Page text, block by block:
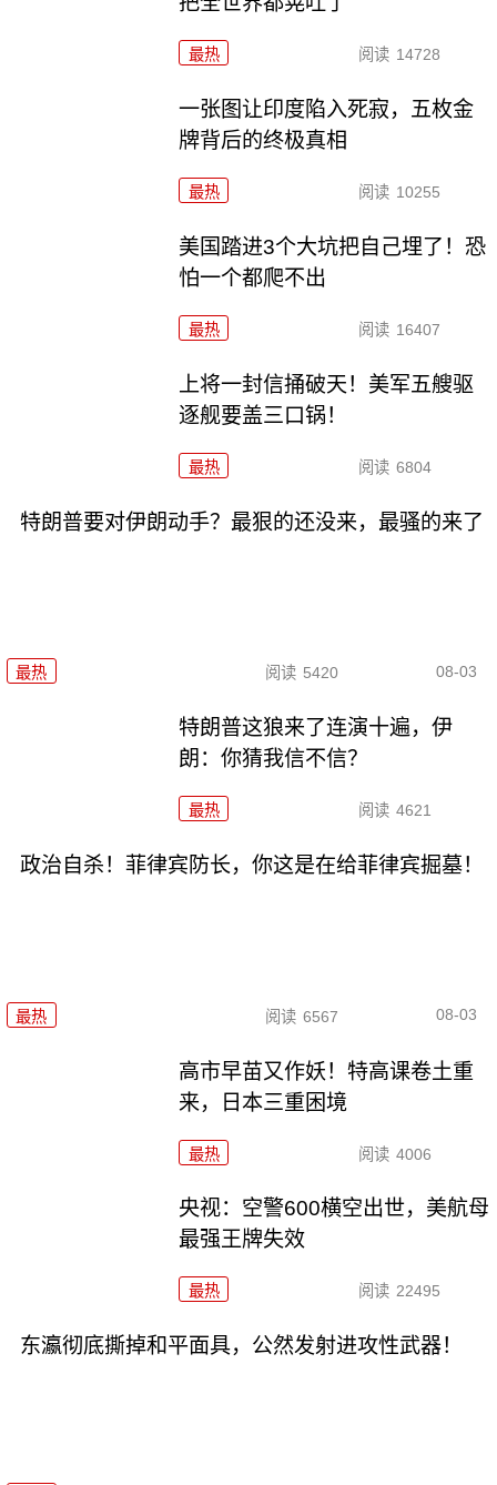
最热 阅读 14728
一张图让印度陷入死寂，五枚金
牌背后的终极真相
最热 阅读 10255
美国踏进3个大坑把自己埋了！恐
怕一个都爬不出
最热 阅读 16407
上将一封信捅破天！美军五艘驱
逐舰要盖三口锅！
最热 阅读 6804
特朗普要对伊朗动手？最狠的还没来，最骚的来了
最热 阅读 5420 08-03
特朗普这狼来了连演十遍，伊
朗：你猜我信不信？
最热 阅读 4621
政治自杀！菲律宾防长，你这是在给菲律宾掘墓！
最热 阅读 6567 08-03
高市早苗又作妖！特高课卷土重
来，日本三重困境
最热 阅读 4006
央视：空警600横空出世，美航母
最强王牌失效
最热 阅读 22495
东瀛彻底撕掉和平面具，公然发射进攻性武器！